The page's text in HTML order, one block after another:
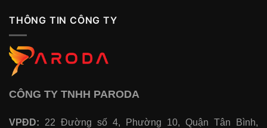
THÔNG TIN CÔNG TY
CÔNG TY TNHH PARODA
VPĐD: 22 Đường số 4, Phường 10, Quận Tân Bình,